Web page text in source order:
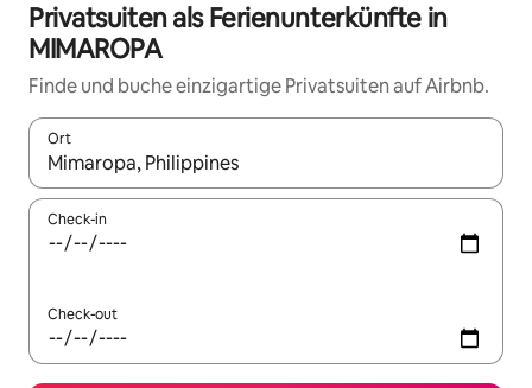
Privatsuiten als Ferienunterkünfte in
MIMAROPA
Finde und buche einzigartige Privatsuiten auf Airbnb.
Ort
Wenn Ergebnisse verfügbar sind, navigiere mit den
Check-in
Check-out